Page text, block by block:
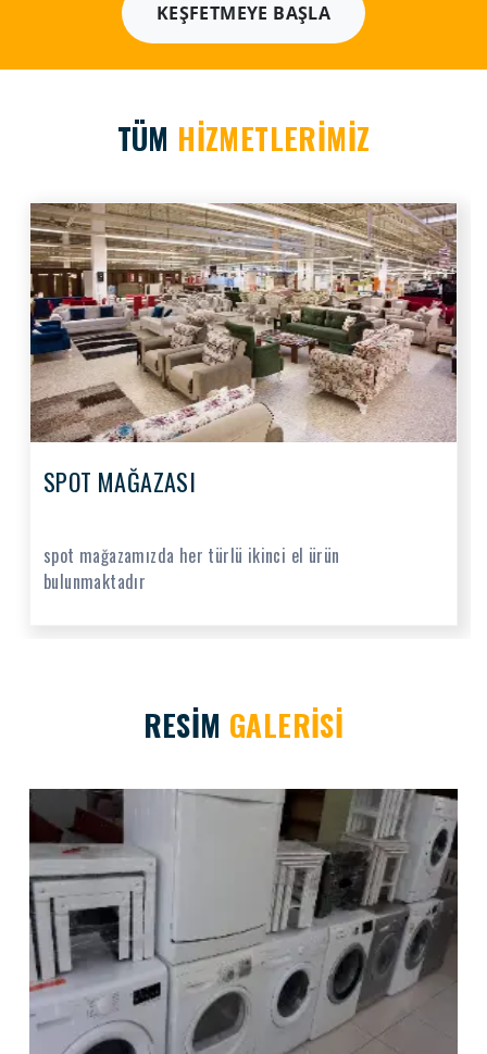
KEŞFETMEYE BAŞLA
TÜM HİZMETLERİMİZ
SPOT MAĞAZASI
spot mağazamızda her türlü ikinci el ürün
bulunmaktadır
RESİM GALERİSİ